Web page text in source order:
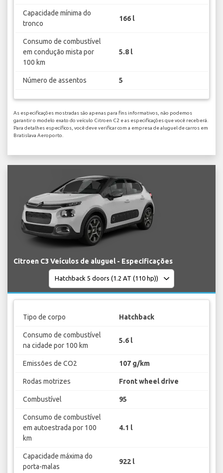
Capacidade mínima do
tronco
166 l
Consumo de combustível
em condução mista por
100 km
5.8 l
Número de assentos 5
As especificações mostradas são apenas para fins informativos, não podemos
garantir o modelo exato do veículo Citroen C2 e as especificações que você receberá.
Para detalhes específicos, você deve verificar com a empresa de aluguel de carros em
Bratislava Aeroporto.
Citroen C3 Veículos de aluguel - Especificações
Tipo de corpo Hatchback
Consumo de combustível
na cidade por 100 km
5.6 l
Emissões de CO2 107 g/km
Rodas motrizes Front wheel drive
Combustível 95
Consumo de combustível
em autoestrada por 100
km
4.1 l
Capacidade máxima do
porta-malas
922 l